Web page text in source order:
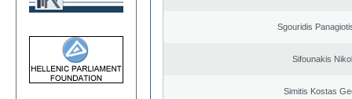
Sgouridis
Sifounakis
Simitis Kostas